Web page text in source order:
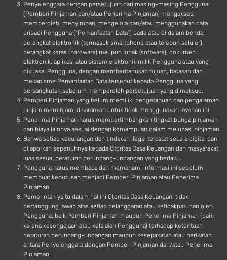
Penyelenggara dengan persetujuan dari masing-masing Pengguna
(Pemberi Pinjaman dan/atau Penerima Pinjaman) mengakses,
memperoleh, menyimpan, mengelola dan/atau menggunakan data
pribadi Pengguna (“Pemanfaatan Data”) pada atau di dalam benda,
perangkat elektronik (termasuk smartphone atau telepon seluler),
perangkat keras (hardware) maupun lunak (software), dokumen
elektronik, aplikasi atau sistem elektronik milik Pengguna atau yang
dikuasai Pengguna, dengan memberitahukan tujuan, batasan dan
mekanisme Pemanfaatan Data tersebut kepada Pengguna yang
bersangkutan sebelum memperoleh persetujuan yang dimaksud.
Pemberi Pinjaman yang belum memiliki pengetahuan dan pengalaman
pinjam meminjam, disarankan untuk tidak menggunakan layanan ini.
Penerima Pinjaman harus mempertimbangkan tingkat bunga pinjaman
dan biaya lainnya sesuai dengan kemampuan dalam melunasi pinjaman.
Bahwa setiap kecurangan dan tindakan ilegal tercatat secara digital dan
dilaporkan sepenuhnya kepada Otoritas Jasa Keuangan dan masyarakat
luas sesuai peraturan perundang-undangan yang berlaku.
Pengguna harus membaca dan memahami informasi ini sebelum
membuat keputusan menjadi Pemberi Pinjaman atau Penerima
Pinjaman.
Pemerintah yaitu dalam hal ini Otoritas Jasa Keuangan, tidak
bertanggung jawab atas setiap pelanggaran atau ketidakpatuhan oleh
Pengguna, baik Pemberi Pinjaman maupun Penerima Pinjaman (baik
karena kesengajaan atau kelalaian Pengguna) terhadap ketentuan
peraturan perundang-undangan maupun kesepakatan atau perikatan
antara Penyelenggara dengan Pemberi Pinjaman dan/atau Penerima
Pinjaman.